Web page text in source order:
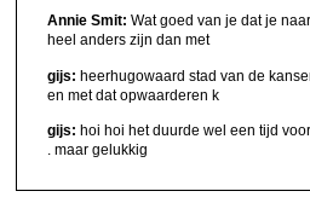
Annie Smit: Wat goed van je dat je
heel anders zijn dan met
gijs: heerhugowaard stad van de
en met dat opwaarderen k
gijs: hoi hoi het duurde wel een tijd
. maar gelukkig